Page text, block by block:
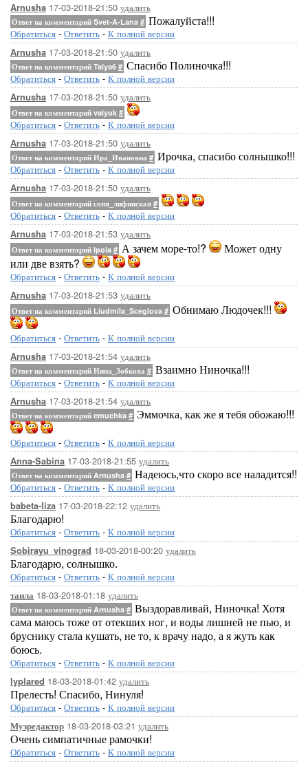
Arnusha 17-03-2018-21:50 удалить
Ответ на комментарий Svet-A-Lana # Пожалуйста!!!
Обратиться - Ответить - К полной версии
Arnusha 17-03-2018-21:50 удалить
Ответ на комментарий Talya6 # Спасибо Полиночка!!!
Обратиться - Ответить - К полной версии
Arnusha 17-03-2018-21:50 удалить
Ответ на комментарий valyok #
Обратиться - Ответить - К полной версии
Arnusha 17-03-2018-21:50 удалить
Ответ на комментарий Ира_Ивановна # Ирочка, спасибо солнышко!!!
Обратиться - Ответить - К полной версии
Arnusha 17-03-2018-21:50 удалить
Ответ на комментарий соня_лифинская #
Обратиться - Ответить - К полной версии
Arnusha 17-03-2018-21:53 удалить
Ответ на комментарий Ipola # А зачем море-то!?
Может одну
или две взять?
Обратиться - Ответить - К полной версии
Arnusha 17-03-2018-21:53 удалить
Ответ на комментарий Liudmila_Sceglova # Обнимаю Людочек!!!
Обратиться - Ответить - К полной версии
Arnusha 17-03-2018-21:54 удалить
Ответ на комментарий Нина_Зобкова # Взаимно Ниночка!!!
Обратиться - Ответить - К полной версии
Arnusha 17-03-2018-21:54 удалить
Ответ на комментарий emuchka # Эммочка, как же я тебя обожаю!!!
Обратиться - Ответить - К полной версии
Anna-Sabina 17-03-2018-21:55 удалить
Ответ на комментарий Arnusha # Надеюсь,что скоро все наладится!!
Обратиться - Ответить - К полной версии
babeta-liza 17-03-2018-22:12 удалить
Благодарю!
Обратиться - Ответить - К полной версии
Sobirayu_vinograd 18-03-2018-00:20 удалить
Благодарю, солнышко.
Обратиться - Ответить - К полной версии
таила 18-03-2018-01:18 удалить
Ответ на комментарий Arnusha # Выздоравливай, Ниночка! Хотя
сама маюсь тоже от отекших ног, и воды лишней не пью, и
бруснику стала кушать, не то, к врачу надо, а я жуть как
боюсь.
Обратиться - Ответить - К полной версии
lyplared 18-03-2018-01:42 удалить
Прелесть! Спасибо, Нинуля!
Обратиться - Ответить - К полной версии
Музредактор 18-03-2018-03:21 удалить
Очень симпатичные рамочки!
Обратиться - Ответить - К полной версии